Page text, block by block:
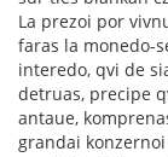
La prezoi por
faras la monedo-
interedo, qvi de
detruas, precipe
antaue,
grandai